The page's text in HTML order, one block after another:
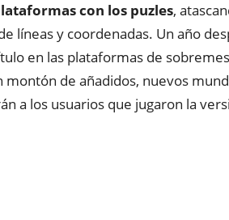
con los puzles,
líneas y coordenadas. Un año
en las plataformas de
montón de añadidos, nuevos
a los usuarios que jugaron la